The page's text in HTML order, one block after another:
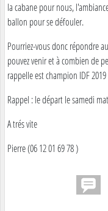
la cabane pour nous,
ballon pour se défouler.
Pourriez-vous donc
pouvez venir et à combien de
rappelle est champion IDF
Rappel : le départ le samedi
A trés vite
Pierre (06 12 01 69 78 )